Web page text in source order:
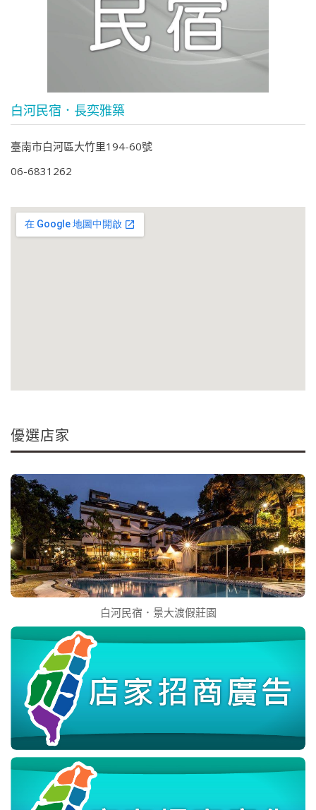
白河民宿．長奕雅築
臺南市白河區大竹里194-60號
06-6831262
優選店家
白河民宿．景大渡假莊園